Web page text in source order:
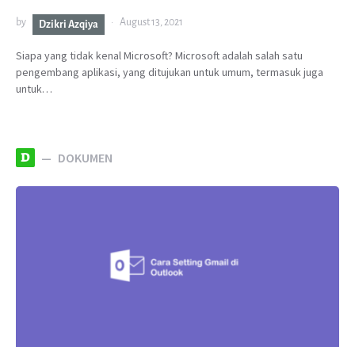
by Dzikri Azqiya August 13, 2021
Siapa yang tidak kenal Microsoft? Microsoft adalah salah satu
pengembang aplikasi, yang ditujukan untuk umum, termasuk juga
untuk…
D DOKUMEN